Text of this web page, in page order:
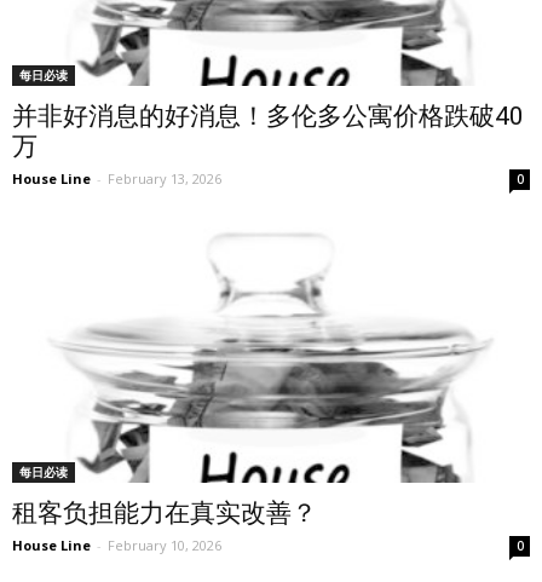
每日必读
并非好消息的好消息！多伦多公寓价格跌破40
万
House Line - February 13, 2026 0
每日必读
租客负担能力在真实改善？
House Line - February 10, 2026 0